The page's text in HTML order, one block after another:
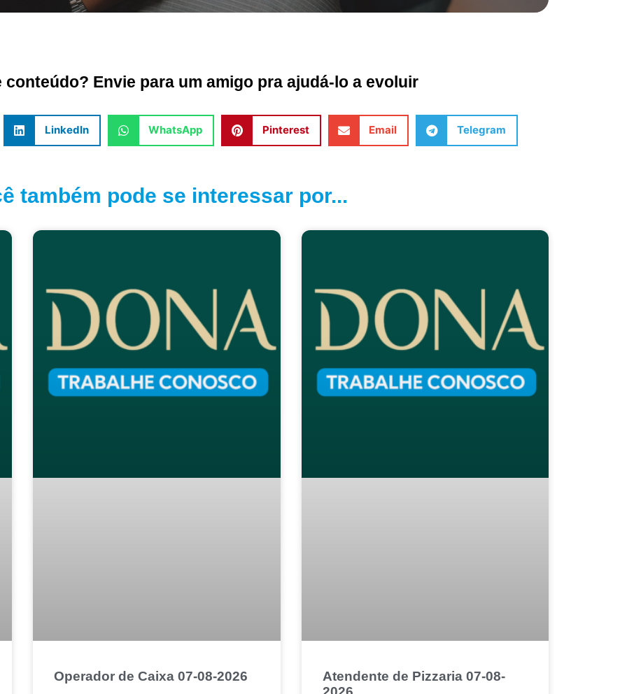
conteúdo? Envie para um amigo pra ajudá-lo a evoluir
LinkedIn WhatsApp Pinterest Email Telegram
também pode se interessar por...
Operador de Caixa 07-08-2026
Atendente de Pizzaria 07-08-